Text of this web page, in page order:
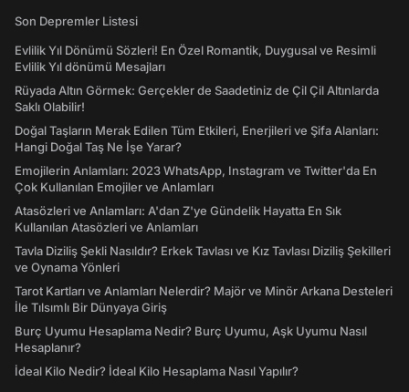
Son Depremler Listesi
Evlilik Yıl Dönümü Sözleri! En Özel Romantik, Duygusal ve Resimli
Evlilik Yıl dönümü Mesajları
Rüyada Altın Görmek: Gerçekler de Saadetiniz de Çil Çil Altınlarda
Saklı Olabilir!
Doğal Taşların Merak Edilen Tüm Etkileri, Enerjileri ve Şifa Alanları:
Hangi Doğal Taş Ne İşe Yarar?
Emojilerin Anlamları: 2023 WhatsApp, Instagram ve Twitter'da En
Çok Kullanılan Emojiler ve Anlamları
Atasözleri ve Anlamları: A'dan Z'ye Gündelik Hayatta En Sık
Kullanılan Atasözleri ve Anlamları
Tavla Diziliş Şekli Nasıldır? Erkek Tavlası ve Kız Tavlası Diziliş Şekilleri
ve Oynama Yönleri
Tarot Kartları ve Anlamları Nelerdir? Majör ve Minör Arkana Desteleri
İle Tılsımlı Bir Dünyaya Giriş
Burç Uyumu Hesaplama Nedir? Burç Uyumu, Aşk Uyumu Nasıl
Hesaplanır?
İdeal Kilo Nedir? İdeal Kilo Hesaplama Nasıl Yapılır?